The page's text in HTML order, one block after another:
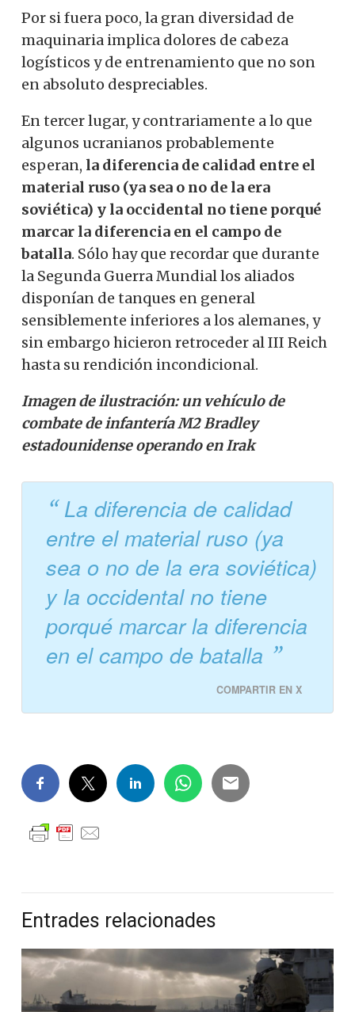
Por si fuera poco, la gran diversidad de
maquinaria implica dolores de cabeza
logísticos y de entrenamiento que no son
en absoluto despreciables.
En tercer lugar, y contrariamente a lo que
algunos ucranianos probablemente
esperan, la diferencia de calidad entre el
material ruso (ya sea o no de la era
soviética) y la occidental no tiene porqué
marcar la diferencia en el campo de
batalla. Sólo hay que recordar que durante
la Segunda Guerra Mundial los aliados
disponían de tanques en general
sensiblemente inferiores a los alemanes, y
sin embargo hicieron retroceder al III Reich
hasta su rendición incondicional.
Imagen de ilustración: un vehículo de
combate de infantería M2 Bradley
estadounidense operando en Irak
La diferencia de calidad
entre el material ruso (ya
sea o no de la era soviética)
y la occidental no tiene
porqué marcar la diferencia
en el campo de batalla
COMPARTIR EN X
Entrades relacionades